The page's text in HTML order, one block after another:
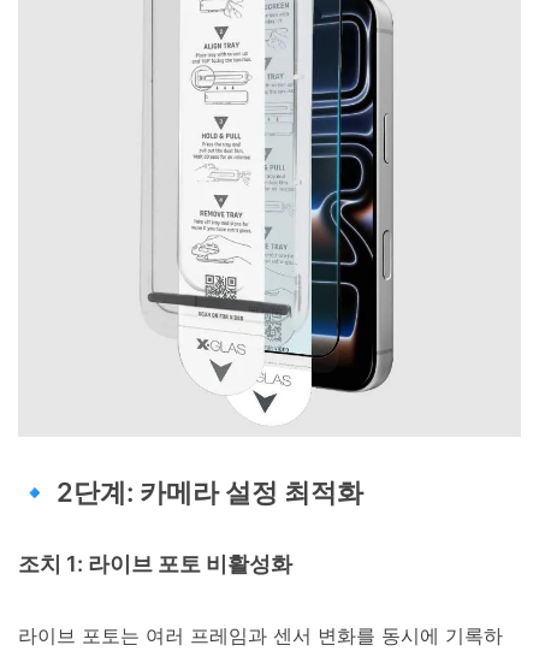
🔹 2단계: 카메라 설정 최적화
조치 1: 라이브 포토 비활성화
라이브 포토는 여러 프레임과 센서 변화를 동시에 기록하